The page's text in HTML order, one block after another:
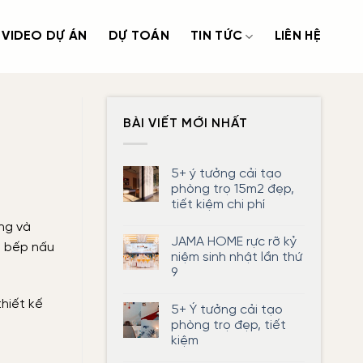
VIDEO DỰ ÁN DỰ TOÁN TIN TỨC LIÊN HỆ
và
bếp nấu
kế
BÀI VIẾT MỚI NHẤT
5+ ý tưởng cải tạo
phòng trọ 15m2 đẹp,
tiết kiệm chi phí
bình
luận
ở
5+
cải
tạo
phòng
trọ
15m2
JAMA HOME rực rỡ kỷ
niệm sinh nhật lần thứ
9
bình
luận
ở
JAMA
5+ Ý tưởng cải tạo
phòng trọ đẹp, tiết
kiệm